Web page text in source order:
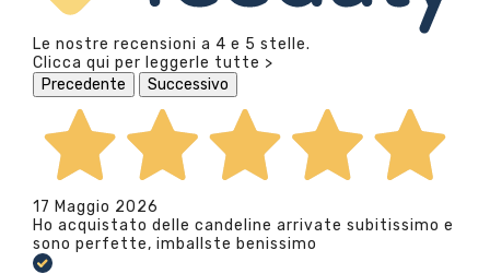
Le nostre recensioni a 4 e 5 stelle.
Clicca qui per leggerle tutte >
Precedente
Successivo
17 Maggio 2026
Ho acquistato delle candeline arrivate subitissimo e
sono perfette, imballste benissimo